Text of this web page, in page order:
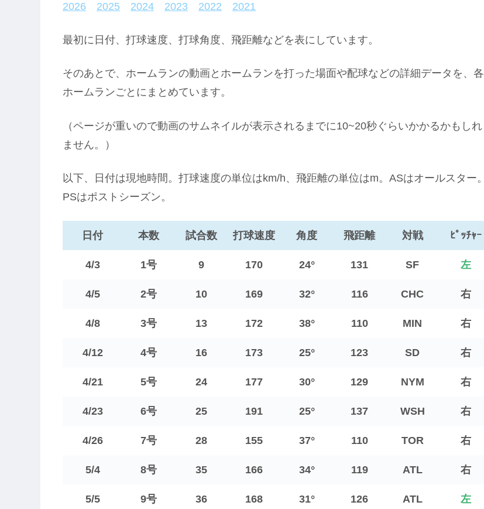
2026
2025 2024 2023 2022 2021
最初に日付、打球速度、打球角度、飛距離などを表にしています。
そのあとで、ホームランの動画とホームランを打った場面や配球などの詳細データを、各
ホームランごとにまとめています。
（ページが重いので動画のサムネイルが表示されるまでに10~20秒ぐらいかかるかもしれ
ません。）
以下、日付は現地時間。打球速度の単位はkm/h、飛距離の単位はm。ASはオールスター。
PSはポストシーズン。
日付 本数 試合数 打球速度 角度 飛距離 対戦 ﾋﾟｯﾁｬｰ
4/3 1号 9 170 24° 131 SF 左
4/5 2号 10 169 32° 116 CHC 右
4/8 3号 13 172 38° 110 MIN 右
4/12 4号 16 173 25° 123 SD 右
4/21 5号 24 177 30° 129 NYM 右
4/23 6号 25 191 25° 137 WSH 右
4/26 7号 28 155 37° 110 TOR 右
5/4 8号 35 166 34° 119 ATL 右
5/5 9号 36 168 31° 126 ATL 左